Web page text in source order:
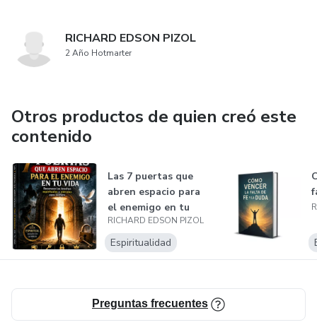
RICHARD EDSON PIZOL
2 Año Hotmarter
Otros productos de quien creó este
contenido
Las 7 puertas que
abren espacio para
el enemigo en tu
vida
RICHARD EDSON PIZOL
Espiritualidad
Preguntas frecuentes